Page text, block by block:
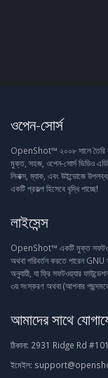
ওপেন-সোর্স
OpenShot™ ২০০৮ সালে তৈরি
মুক্ত, সহজ, ওপেন-সোর্স ভিডিও
লিনাক্স, ম্যাক, এবং উইন্ডোজে
একটি প্রকল্প হিসেবে বৃদ্ধি পাচ্ছে!
লাইসেন্স
OpenShot™ একটি মুক্ত
অথবা পরিবর্তন করতে পারেন GNU
অনুযায়ী, যা ফ্রি সফটওয়্যার
৩য় সংস্করণ অথবা (আপনার
আমাদের সাথে
ঠিকানা: 2931 Ridge Rd
ইমেইল: